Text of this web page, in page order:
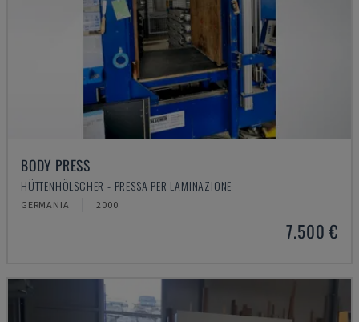
BODY PRESS
HÜTTENHÖLSCHER - PRESSA PER LAMINAZIONE
GERMANIA 2000
7.500 €